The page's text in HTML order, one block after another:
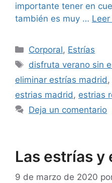
importante tener en
también es muy … Leer
Corporal, Estrías
disfruta verano sin
eliminar estrías madrid ,
estrias madrid , estrias
Deja un comentario
Las estrías y
9 de marzo de 2020